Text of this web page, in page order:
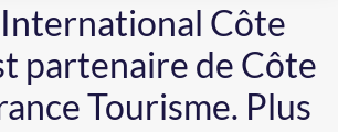
International Côte
partenaire de Côte
Tourisme. Plus